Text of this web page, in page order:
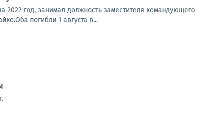
2022 год, занимал должность заместителя командующего
погибли 1 августа в...